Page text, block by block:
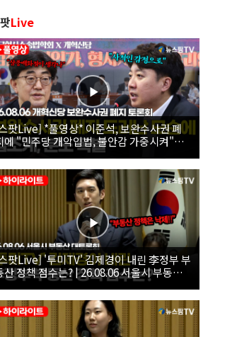
Live
팟Live] *풀영상* 이준석, 보완수사권 폐
에 "민주당 개악입법, 불안감 가중시켜"｜
개혁신당 보완수사권 폐지 토론회
팟Live] '투미TV' 김제경이 내린 李정부 부
산 정책 점수는? | 26.08.06 서울시 부동산
토론회